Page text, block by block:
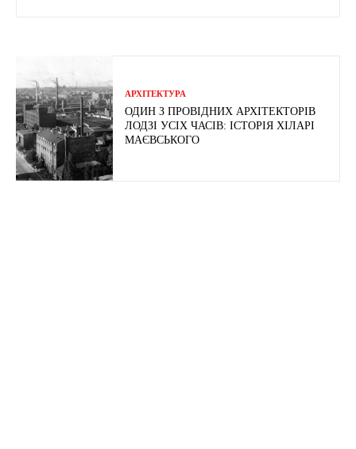
АРХІТЕКТУРА
ОДИН З ПРОВІДНИХ АРХІТЕКТОРІВ
ЛОДЗІ УСІХ ЧАСІВ: ІСТОРІЯ ХІЛАРІ
МАЄВСЬКОГО